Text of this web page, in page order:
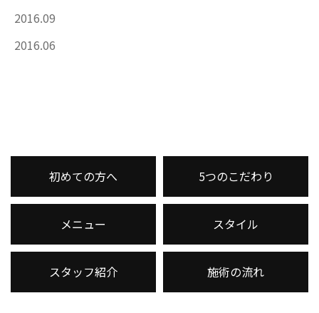
2016.09
2016.06
初めての方へ 5つのこだわり
メニュー スタイル
スタッフ紹介 施術の流れ